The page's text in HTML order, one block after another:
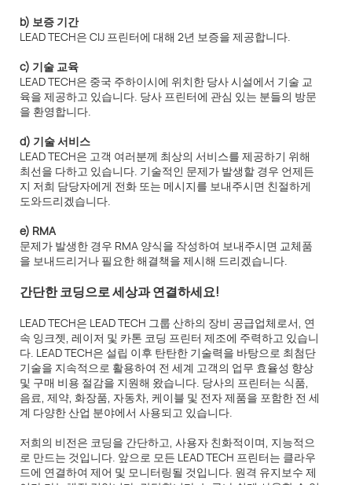
b) 보증 기간
LEAD TECH은 CIJ 프린터에 대해 2년 보증을 제공합니다.
c) 기술 교육
LEAD TECH은 중국 주하이시에 위치한 당사 시설에서 기술 교
육을 제공하고 있습니다. 당사 프린터에 관심 있는 분들의 방문
을 환영합니다.
d) 기술 서비스
LEAD TECH은 고객 여러분께 최상의 서비스를 제공하기 위해
최선을 다하고 있습니다. 기술적인 문제가 발생할 경우 언제든
지 저희 담당자에게 전화 또는 메시지를 보내주시면 친절하게
도와드리겠습니다.
e) RMA
문제가 발생한 경우 RMA 양식을 작성하여 보내주시면 교체품
을 보내드리거나 필요한 해결책을 제시해 드리겠습니다.
간단한 코딩으로 세상과 연결하세요!
LEAD TECH은 LEAD TECH 그룹 산하의 장비 공급업체로서, 연
속 잉크젯, 레이저 및 카톤 코딩 프린터 제조에 주력하고 있습니
다. LEAD TECH은 설립 이후 탄탄한 기술력을 바탕으로 최첨단
기술을 지속적으로 활용하여 전 세계 고객의 업무 효율성 향상
및 구매 비용 절감을 지원해 왔습니다. 당사의 프린터는 식품,
음료, 제약, 화장품, 자동차, 케이블 및 전자 제품을 포함한 전 세
계 다양한 산업 분야에서 사용되고 있습니다.
저희의 비전은 코딩을 간단하고, 사용자 친화적이며, 지능적으
로 만드는 것입니다. 앞으로 모든 LEAD TECH 프린터는 클라우
드에 연결하여 제어 및 모니터링될 것입니다. 원격 유지보수 제